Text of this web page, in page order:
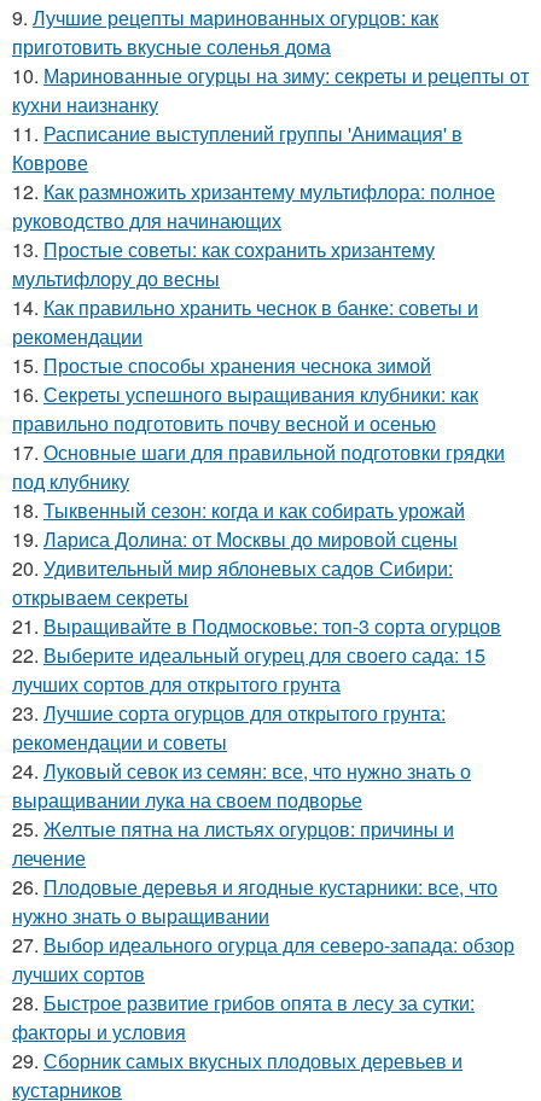
9. Лучшие рецепты маринованных огурцов: как
приготовить вкусные соленья дома
10. Маринованные огурцы на зиму: секреты и рецепты от
кухни наизнанку
11. Расписание выступлений группы 'Анимация' в
Коврове
12. Как размножить хризантему мультифлора: полное
руководство для начинающих
13. Простые советы: как сохранить хризантему
мультифлору до весны
14. Как правильно хранить чеснок в банке: советы и
рекомендации
15. Простые способы хранения чеснока зимой
16. Секреты успешного выращивания клубники: как
правильно подготовить почву весной и осенью
17. Основные шаги для правильной подготовки грядки
под клубнику
18. Тыквенный сезон: когда и как собирать урожай
19. Лариса Долина: от Москвы до мировой сцены
20. Удивительный мир яблоневых садов Сибири:
открываем секреты
21. Выращивайте в Подмосковье: топ-3 сорта огурцов
22. Выберите идеальный огурец для своего сада: 15
лучших сортов для открытого грунта
23. Лучшие сорта огурцов для открытого грунта:
рекомендации и советы
24. Луковый севок из семян: все, что нужно знать о
выращивании лука на своем подворье
25. Желтые пятна на листьях огурцов: причины и
лечение
26. Плодовые деревья и ягодные кустарники: все, что
нужно знать о выращивании
27. Выбор идеального огурца для северо-запада: обзор
лучших сортов
28. Быстрое развитие грибов опята в лесу за сутки:
факторы и условия
29. Сборник самых вкусных плодовых деревьев и
кустарников